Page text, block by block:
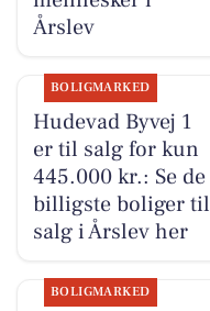
Årslev
BOLIGMARKED
Hudevad Byvej 1
er til salg for kun
445.000 kr.: Se de
billigste boliger til
salg i Årslev her
BOLIGMARKED